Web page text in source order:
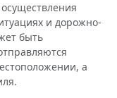
и дорожно-
быть
а